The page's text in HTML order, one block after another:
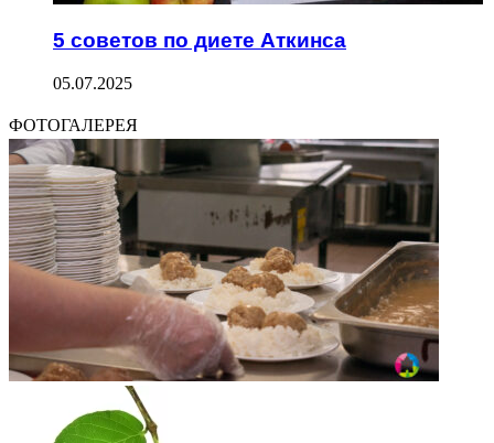
5 советов по диете Аткинса
05.07.2025
ФОТОГАЛЕРЕЯ